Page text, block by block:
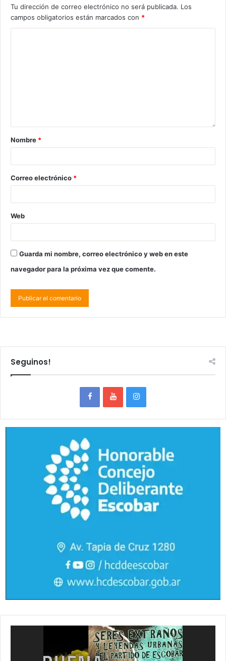
Tu dirección de correo electrónico no será publicada. Los
campos obligatorios están marcados con *
Nombre *
Correo electrónico *
Web
Guarda mi nombre, correo electrónico y web en este
navegador para la próxima vez que comente.
Seguinos!